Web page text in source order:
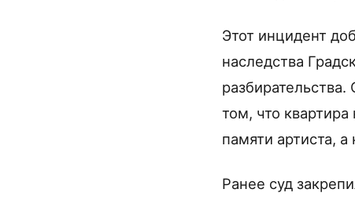
Этот инцидент
наследства
том, что
памяти артиста, а
Ранее суд